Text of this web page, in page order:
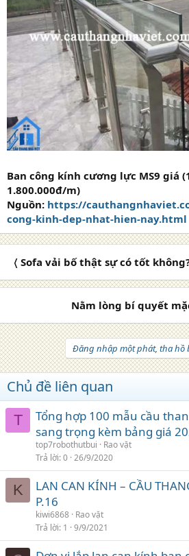
Ban công kính cương lực MS9 giá
1.800.000đ/m)
Nguồn: https://
cong-kinh-dep-nhat-hien-nay.html
〈 Sofa vải bố thật sự có tốt
Nằm lòng bí quyết
Đăng nhập một phát, tha hồ
Chủ đề liên quan
T
Tổng hợp 100 mẫu cầu
sang trọng kèm bảng giá
top7robothutbui
Rao vặt
Trả lời 0 26/9/2020
K
LAN CAN KÍNH – CẦU
P.16
kiwi6868 Rao vặt
Trả lời 1 9/9/2021